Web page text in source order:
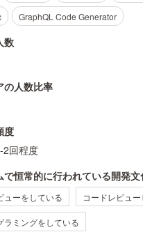
GraphQL Code Generator
数
の人数比率
度
2回程度
で恒常的に行われている開発文
ューをしている コードレビュ
ラミングをしている